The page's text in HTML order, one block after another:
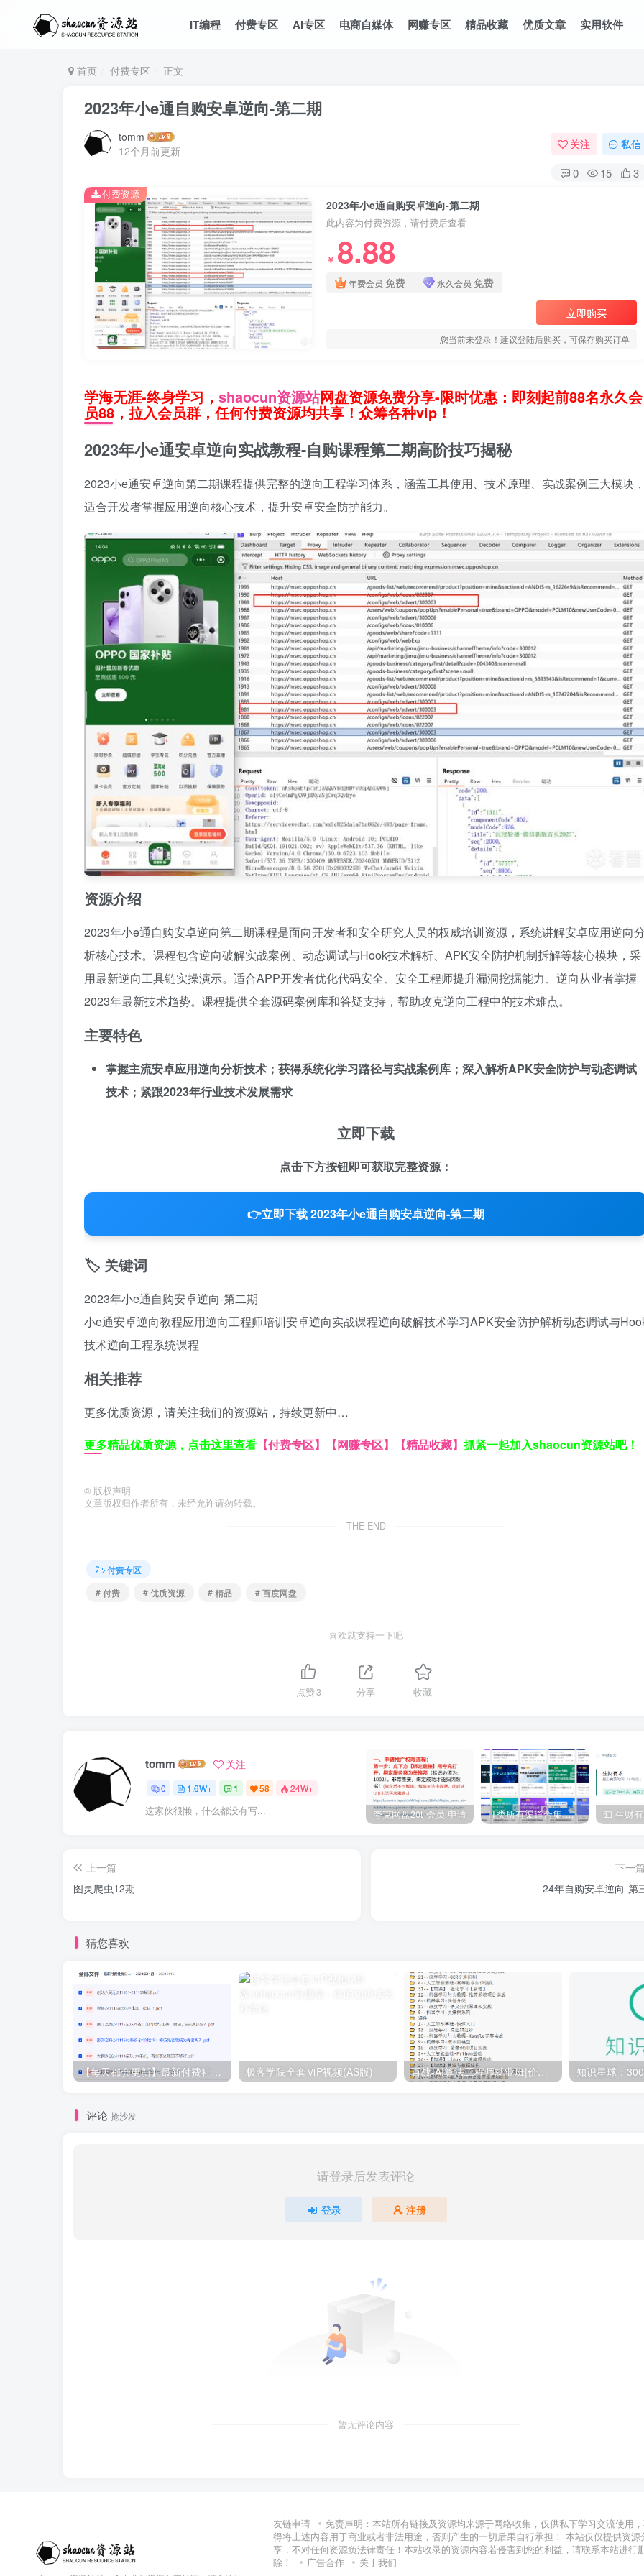
IT编程 付费专区 AI专区 电商自媒体 网赚专区 精品收藏 优质文章 实用软件
首页 付费专区 正文
2023年小e通自购安卓逆向-第二期
tomm
12个月前更新
关注 私信
0 15 3
2023年小e通自购安卓逆向-第二期
此内容为付费资源，请付费后查看
￥ 8.88
年费会员 免费 永久会员 免费
立即购买
您当前未登录！建议登陆后购买，可保存购买订单
付费资源
学海无涯-终身学习， shaocun资源站网盘资源免费分享-限时优惠：即刻起前88名永久会
员88，拉入会员群，任何付费资源均共享！众筹各种vip！
2023年小e通安卓逆向实战教程-自购课程第二期高阶技巧揭秘
2023小e通安卓逆向第二期课程提供完整的逆向工程学习体系，涵盖工具使用、技术原理、实战案例三大模块
适合开发者掌握应用逆向核心技术，提升安卓安全防护能力。
资源介绍
2023年小e通自购安卓逆向第二期课程是面向开发者和安全研究人员的权威培训资源，系统讲解安卓应用逆向
析核心技术。课程包含逆向破解实战案例、动态调试与Hook技术解析、APK安全防护机制拆解等核心模块，采
用最新逆向工具链实操演示。适合APP开发者优化代码安全、安全工程师提升漏洞挖掘能力、逆向从业者掌握
2023年最新技术趋势。课程提供全套源码案例库和答疑支持，帮助攻克逆向工程中的技术难点。
主要特色
掌握主流安卓应用逆向分析技术；获得系统化学习路径与实战案例库；深入解析APK安全防护与动态调试
技术；紧跟2023年行业技术发展需求
立即下载
点击下方按钮即可获取完整资源：
👉立即下载 2023年小e通自购安卓逆向-第二期
🏷️ 关键词
2023年小e通自购安卓逆向-第二期
小e通安卓逆向教程应用逆向工程师培训安卓逆向实战课程逆向破解技术学习APK安全防护解析动态调试与
技术逆向工程系统课程
相关推荐
更多优质资源，请关注我们的资源站，持续更新中…
更多精品优质资源，点击这里查看 【付费专区】 【网赚专区】 【精品收藏】 抓紧一起加入shaocun资源站吧！
© 版权声明
文章版权归作者所有，未经允许请勿转载。
THE END
付费专区
# 付费
# 优质资源 # 精品 # 百度网盘
喜欢就支持一下吧
点赞3 分享 收藏
tomm 关注
0 1.6W+ 1 58 24W+
这家伙很懒，什么都没有写... 夸克网盘20t 会员 申请 IT类所有渠道合集 持续日更，目前近四千多条资源 年费用户微信私信获取权限
上一篇
图灵爬虫12期
下一
24年自购安卓逆向-第
猜您喜欢
【每天都会更新】最新付费社群公众号文章 极客学院全套ⅥP视频(AS版) 百战-AI算法工程师就业班|价值18980元|冲击百万年薪|完结无秘
评论 抢沙发
请登录后发表评论
登录 注册
暂无评论内容
友链申请
免责声明：本站所有链接及资源均来源于网络收集，仅供私下学习交流使用
得将上述内容用于商业或者非法用途，否则产生的一切后果自行承担！ 本站仅仅提供资源
享，不对任何资源负法律责任！本站收录的资源内容若侵害到您的利益，请联系本站进行
除！
广告合作 关于我们